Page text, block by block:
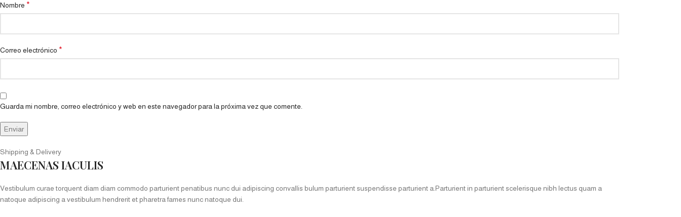
Nombre *
Correo electrónico *
Guarda mi nombre, correo electrónico y web en este navegador para la próxima vez que comente.
Shipping & Delivery
MAECENAS IACULIS
Vestibulum curae torquent diam diam commodo parturient penatibus nunc dui adipiscing convallis bulum parturient suspendisse parturient a.Parturient in parturient scelerisque nibh lectus quam a
natoque adipiscing a vestibulum hendrerit et pharetra fames nunc natoque dui.